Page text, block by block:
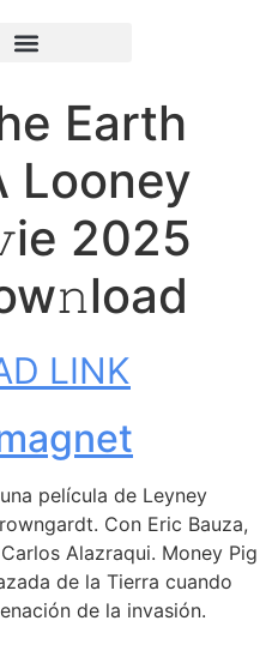
Earth
Looney
2025
LINK
película de Leyney
Con Eric Bauza,
Alazraqui. Money Pig
de la Tierra cuando
de la invasión.